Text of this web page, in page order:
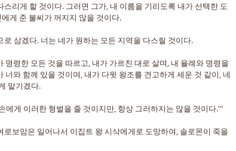
스리게 할 것이다. 그러면 그가, 내 이름을 기리도록 내가 선택한 도
게 준 불씨가 꺼지지 않을 것이다.
로 삼겠다. 너는 네가 원하는 모든 지역을 다스릴 것이다.
명령한 모든 것을 따르고, 내가 가르친 대로 살며, 내 율례와 명령을
와 함께 있을 것이며, 내가 다윗 왕조를 견고하게 세운 것 같이, 네
맡기겠다.
에게 이러한 형벌을 줄 것이지만, 항상 그러하지는 않을 것이다.'"
보암은 일어나서 이집트 왕 시삭에게로 도망하여, 솔로몬이 죽을